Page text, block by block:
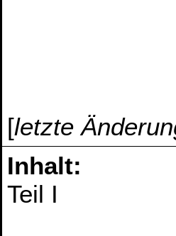
[letzte
Inhalt:
Teil I